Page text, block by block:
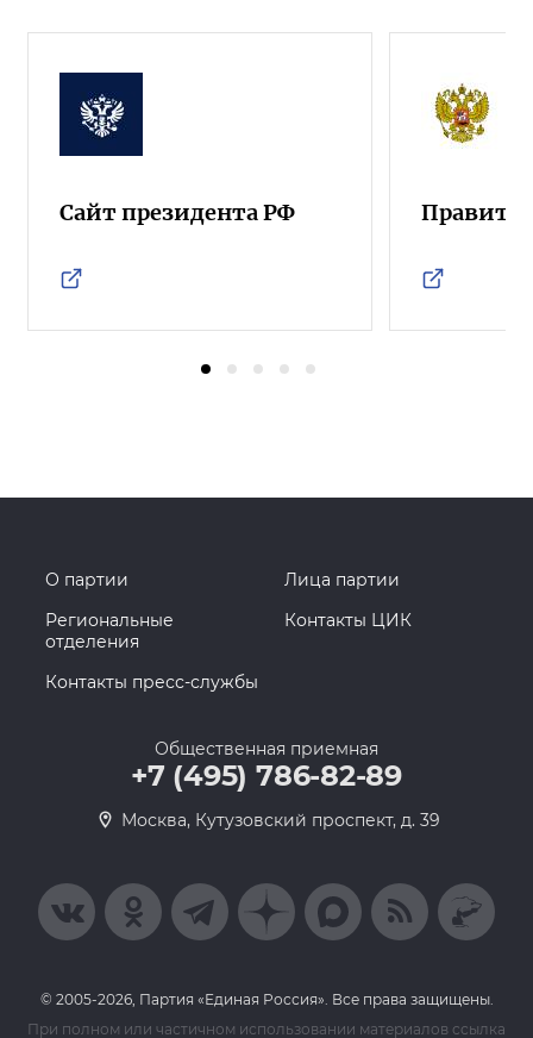
Сайт президента РФ
О партии
Лица партии
Региональные
отделения
Контакты ЦИК
Контакты пресс-службы
Общественная приемная
+7 (495) 786-82-89
Москва, Кутузовский проспект, д. 39
© 2005-2026, Партия «Единая Россия». Все права защищены.
При полном или частичном использовании материалов ссылка